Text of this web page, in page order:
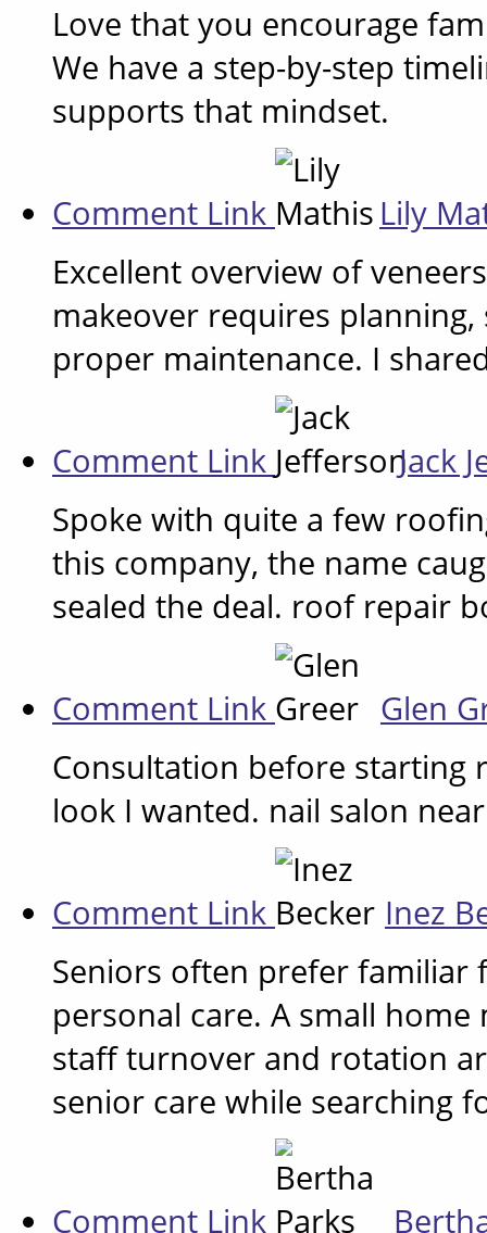
Love that you encourage
We have a step-by-step
supports that mindset.
Comment Link
Lily
Excellent overview of
makeover requires
proper maintenance. I
Comment Link
Jack
Spoke with quite a few
this company, the name
sealed the deal. roof repair
Comment Link
Glen
Consultation before starting
look I wanted. nail salon
Comment Link
Inez
Seniors often prefer
personal care. A small
staff turnover and rotation
senior care while searching
Comment Link